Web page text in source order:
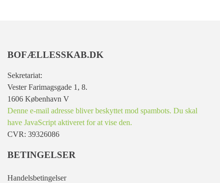
BOFÆLLESSKAB.DK
Sekretariat:
Vester Farimagsgade 1, 8.
1606 København V
Denne e-mail adresse bliver beskyttet mod spambots. Du skal
have JavaScript aktiveret for at vise den.
CVR: 39326086
BETINGELSER
Handelsbetingelser